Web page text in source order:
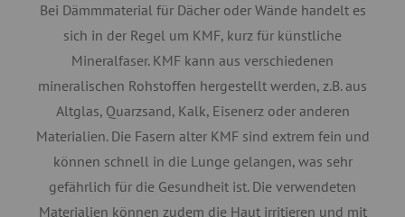
Bei Dämmmaterial für Dächer oder Wände handelt es
sich in der Regel um KMF, kurz für künstliche
Mineralfaser. KMF kann aus verschiedenen
mineralischen Rohstoffen hergestellt werden, z.B. aus
Altglas, Quarzsand, Kalk, Eisenerz oder anderen
Materialien. Die Fasern alter KMF sind extrem fein und
können schnell in die Lunge gelangen, was sehr
gefährlich für die Gesundheit ist. Die verwendeten
Materialien können zudem die Haut irritieren und mit